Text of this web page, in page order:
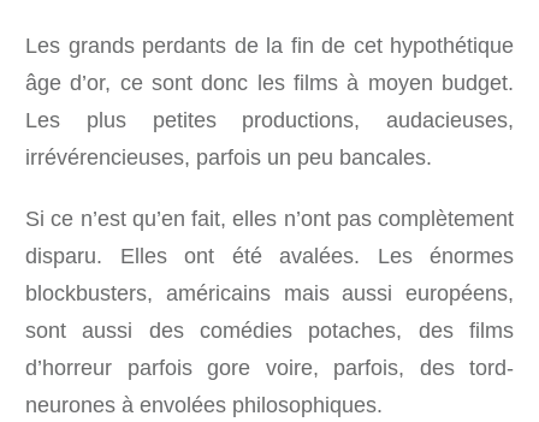
Les grands perdants de la fin de cet hypothétique
âge d’or, ce sont donc les films à moyen budget.
Les plus petites productions, audacieuses,
irrévérencieuses, parfois un peu bancales.
Si ce n’est qu’en fait, elles n’ont pas complètement
disparu. Elles ont été avalées. Les énormes
blockbusters, américains mais aussi européens,
sont aussi des comédies potaches, des films
d’horreur parfois gore voire, parfois, des tord-
neurones à envolées philosophiques.